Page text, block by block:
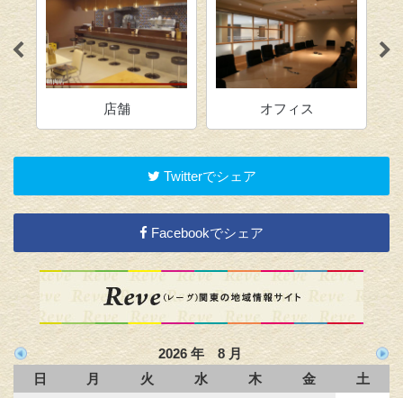
店舗 オフィス
Twitterでシェア
Facebookでシェア
2026 年 8 月
日
月 火 水 木 金
土